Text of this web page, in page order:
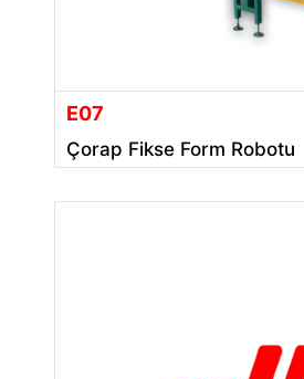
E07
Çorap Fikse Form Robotu